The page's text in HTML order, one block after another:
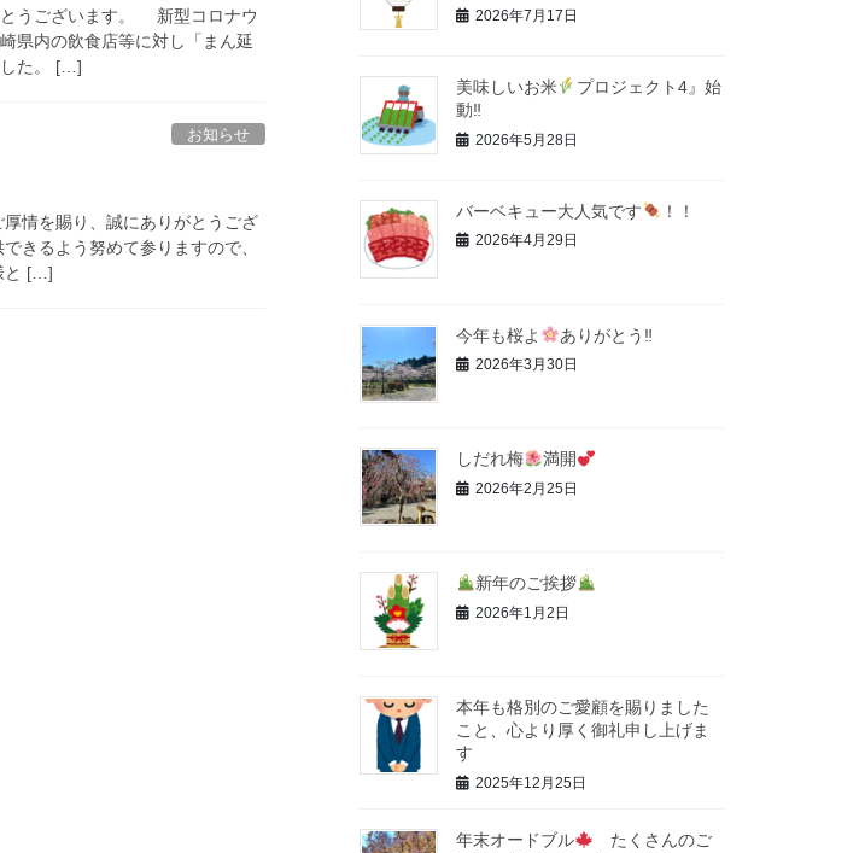
うございます。 新型コロナウ
県内の飲食店等に対し「まん延
した。 […]
お知らせ
情を賜り、誠にありがとうござ
きるよう努めて参りますので、
と […]
2026年7月17日
美味しいお米
プロジェクト4』始
動‼
2026年5月28日
バーベキュー大人気です ！！
2026年4月29日
今年も桜よ ありがとう‼
2026年3月30日
しだれ梅 満開
2026年2月25日
新年のご挨拶
2026年1月2日
本年も格別のご愛顧を賜りました
こと、心より厚く御礼申し上げま
す
2025年12月25日
年末オードブル
たくさんのご